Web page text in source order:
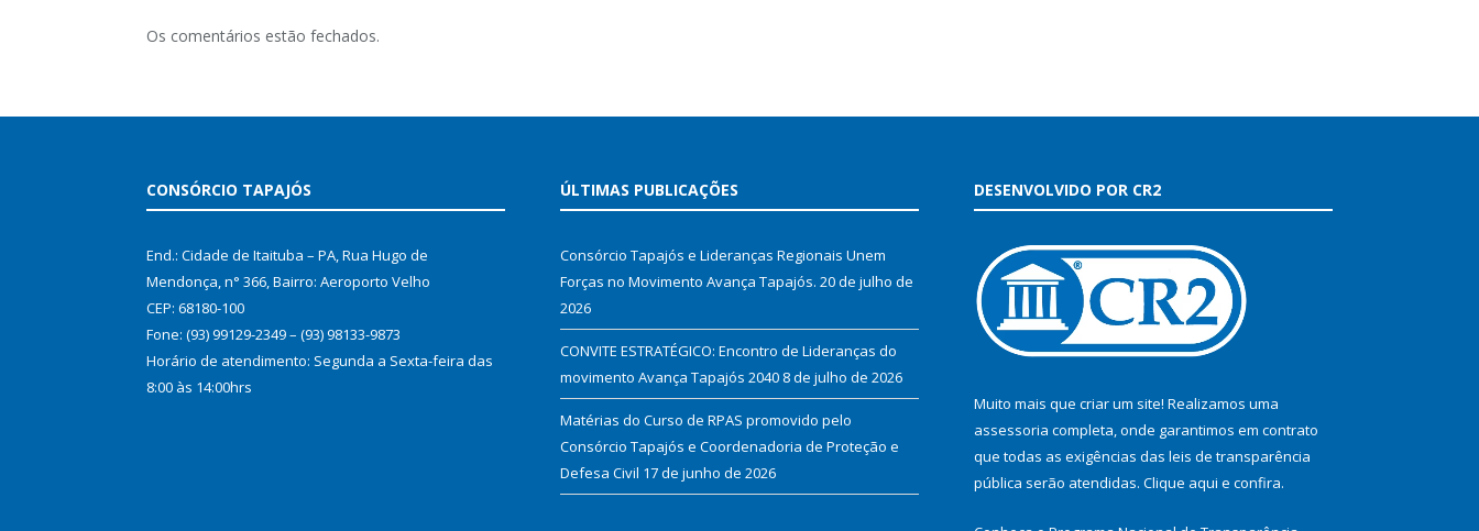
Os comentários estão fechados.
CONSÓRCIO TAPAJÓS
End.: Cidade de Itaituba – PA, Rua Hugo de
Mendonça, n° 366, Bairro: Aeroporto Velho
CEP: 68180-100
Fone: (93) 99129-2349 – (93) 98133-9873
Horário de atendimento: Segunda a Sexta-feira das
8:00 às 14:00hrs
ÚLTIMAS PUBLICAÇÕES
Consórcio Tapajós e Lideranças Regionais Unem
Forças no Movimento Avança Tapajós. 20 de julho de
2026
CONVITE ESTRATÉGICO: Encontro de Lideranças do
movimento Avança Tapajós 2040 8 de julho de 2026
Matérias do Curso de RPAS promovido pelo
Consórcio Tapajós e Coordenadoria de Proteção e
Defesa Civil 17 de junho de 2026
DESENVOLVIDO POR CR2
Muito mais que criar um site! Realizamos uma
assessoria completa, onde garantimos em contrato
que todas as exigências das leis de transparência
pública serão atendidas. Clique aqui e confira.